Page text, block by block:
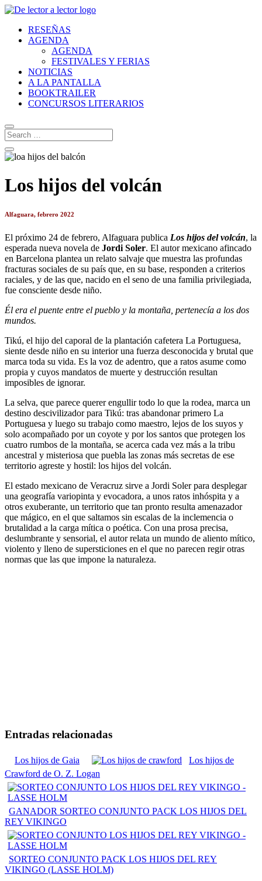
RESEÑAS
AGENDA
AGENDA
FESTIVALES Y FERIAS
NOTICIAS
A LA PANTALLA
BOOKTRAILER
CONCURSOS LITERARIOS
Los hijos del volcán
Alfaguara, febrero 2022
El próximo 24 de febrero, Alfaguara publica Los hijos del volcán, la
esperada nueva novela de Jordi Soler. El autor mexicano afincado
en Barcelona plantea un relato salvaje que muestra las profundas
fracturas sociales de su país que, en su base, responden a criterios
raciales, y de las que, nacido en el seno de una familia privilegiada,
fue consciente desde niño.
Él era el puente entre el pueblo y la montaña, pertenecía a los dos
mundos.
Tikú, el hijo del caporal de la plantación cafetera La Portuguesa,
siente desde niño en su interior una fuerza desconocida y brutal que
marca toda su vida. Es la voz de adentro, que a ratos asume como
propia y cuyos mandatos de muerte y destrucción resultan
imposibles de ignorar.
La selva, que parece querer engullir todo lo que la rodea, marca un
destino descivilizador para Tikú: tras abandonar primero La
Portuguesa y luego su trabajo como maestro, lejos de los suyos y
solo acompañado por un coyote y por los santos que protegen los
cuatro rumbos de la montaña, se acerca cada vez más a la tribu
ancestral y misteriosa que puebla las zonas más secretas de ese
territorio agreste y hostil: los hijos del volcán.
El estado mexicano de Veracruz sirve a Jordi Soler para desplegar
una geografía variopinta y evocadora, a unos ratos inhóspita y a
otros exuberante, un territorio que tan pronto resulta amenazador
que mágico, en el que saltamos sin escalas de la inclemencia o
brutalidad a la carga mítica o poética. Con una prosa precisa,
deslumbrante y sensorial, el autor relata un mundo de aliento mítico,
violento y lleno de supersticiones en el que no parecen regir otras
normas que las que impone la naturaleza.
Entradas relacionadas
Los hijos de Gaia
Los hijos de
Crawford de O. Z. Logan
GANADOR SORTEO CONJUNTO PACK LOS HIJOS DEL
REY VIKINGO
SORTEO CONJUNTO PACK LOS HIJOS DEL REY
VIKINGO (LASSE HOLM)